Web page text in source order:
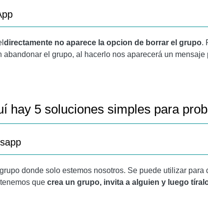
directamente no aparece la opcion de borrar el grupo.
el grupo, al hacerlo nos aparecerá un mensaje
hay 5 soluciones simples para
donde solo estemos nosotros. Se puede utilizar
que crea un grupo, invita a alguien y luego